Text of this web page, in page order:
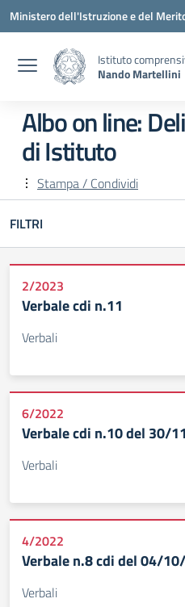
Vai ai contenuti
Vai al menu di navigazione
Vai al footer
Ministero dell'Istruzione e del
Istituto
Nando Martellini
Albo on line:
di Istituto
Stampa / Condividi
FILTRI
2/2023
Verbale cdi n.11
Verbali
6/2022
Verbale cdi n.10 del 30/
Verbali
4/2022
Verbale n.8 cdi del 04/
Verbali